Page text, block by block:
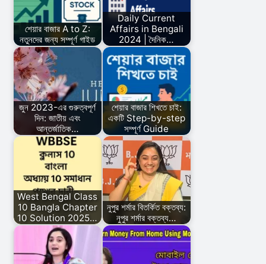
শেয়ার বাজার A to Z:
নতুনদের জন্য সম্পূর্ণ গাইড
Daily Current
Affairs in Bengali
2024 | দৈনিক…
জুন 2023-এর গুরুত্বপূর্ণ
দিন: জাতীয় এবং
আন্তর্জাতিক…
শেয়ার বাজার শিখতে চাই:
একটি Step-by-step
সম্পূর্ণ Guide
West Bengal Class
10 Bangla Chapter
10 Solution 2025…
নুপুর শর্মার বিতর্কিত বক্তব্য:
নুপুর শর্মার বক্তব্য…